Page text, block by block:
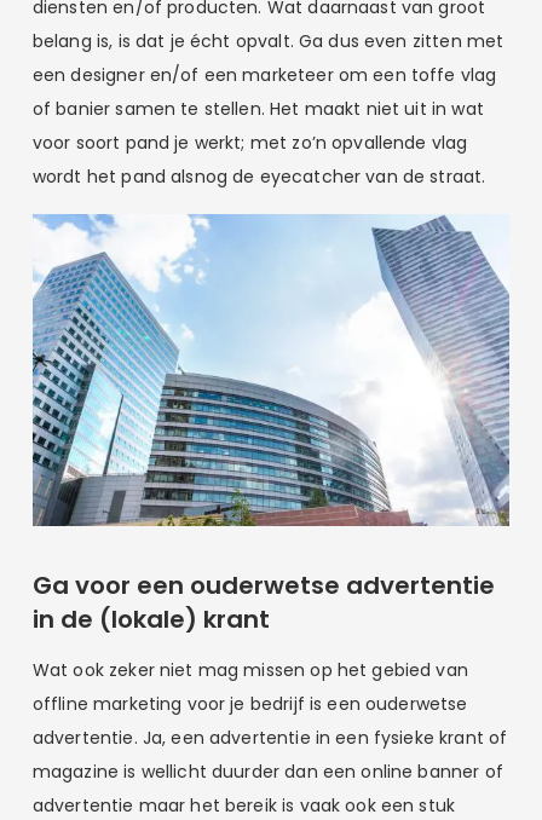
diensten en/of producten. Wat daarnaast van groot
belang is, is dat je écht opvalt. Ga dus even zitten met
een designer en/of een marketeer om een toffe vlag
of banier samen te stellen. Het maakt niet uit in wat
voor soort pand je werkt; met zo’n opvallende vlag
wordt het pand alsnog de eyecatcher van de straat.
Ga voor een ouderwetse advertentie
in de (lokale) krant
Wat ook zeker niet mag missen op het gebied van
offline marketing voor je bedrijf is een ouderwetse
advertentie. Ja, een advertentie in een fysieke krant of
magazine is wellicht duurder dan een online banner of
advertentie maar het bereik is vaak ook een stuk